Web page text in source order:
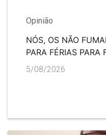
Opinião
NÓS, OS NÃO
PARA FÉRIAS PARA
5/08/2026